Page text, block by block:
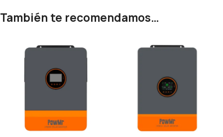
También te recomendamos…